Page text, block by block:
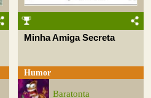
Minha Amiga Secreta
Humor
Baratonta